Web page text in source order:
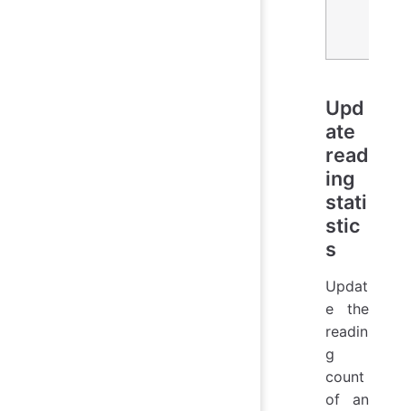
Upd
ate
read
ing
stati
stic
s
Updat
e the
readin
g
count
of an